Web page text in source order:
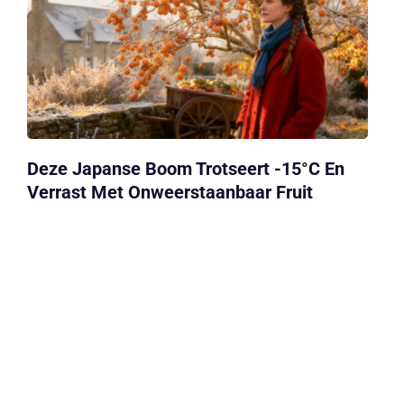
Deze Japanse Boom Trotseert -15°C En
Verrast Met Onweerstaanbaar Fruit